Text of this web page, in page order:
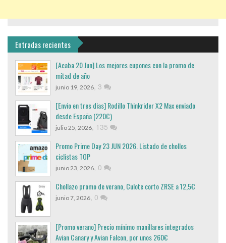
Entradas recientes
[Acaba 20 Jun] Los mejores cupones con la promo de
mitad de año
junio 19, 2026, 3
[Envio en tres dias] Rodillo Thinkrider X2 Max enviado
desde España (220€)
julio 25, 2026, 135
Promo Prime Day 23 JUN 2026. Listado de chollos
ciclistas TOP
junio 23, 2026, 0
Chollazo promo de verano, Culote corto ZRSE a 12,5€
junio 7, 2026, 0
[Promo verano] Precio mínimo manillares integrados
Avian Canary y Avian Falcon, por unos 260€